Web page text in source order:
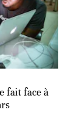
fait face à